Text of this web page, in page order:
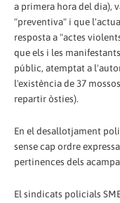
a primera hora del dia),
"preventiva" i que
resposta a "actes
que els i les
públic, atemptat a
l'existència de 37
repartir òsties).
En el desallotjament
sense cap ordre
pertinences dels
El sindicats policials